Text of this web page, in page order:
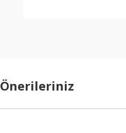
Önerileriniz